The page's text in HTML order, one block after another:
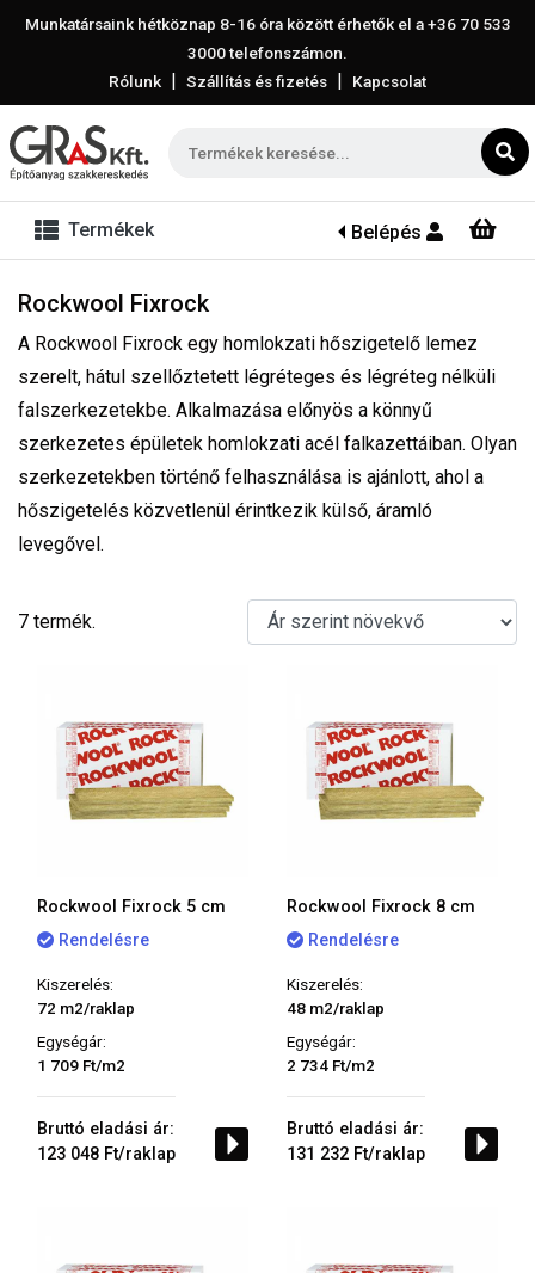
Munkatársaink hétköznap 8-16 óra között érhetők el a+36 70 533
3000telefonszámon.
Rólunk | Szállítás és fizetés | Kapcsolat
Termékek Belépés
Rockwool Fixrock
A Rockwool Fixrock egy homlokzati hőszigetelő lemez
szerelt, hátul szellőztetett légréteges és légréteg nélküli
falszerkezetekbe. Alkalmazása előnyös a könnyű
szerkezetes épületek homlokzati acél falkazettáiban. Olyan
szerkezetekben történő felhasználása is ajánlott, ahol a
hőszigetelés közvetlenül érintkezik külső, áramló
levegővel.
7 termék.
Rockwool Fixrock 5 cm
Rendelésre
Kiszerelés:
72 m2/raklap
Egységár:
1 709 Ft/m2
Bruttó eladási ár:
123 048 Ft/raklap
Rockwool Fixrock 8 cm
Rendelésre
Kiszerelés:
48 m2/raklap
Egységár:
2 734 Ft/m2
Bruttó eladási ár:
131 232 Ft/raklap